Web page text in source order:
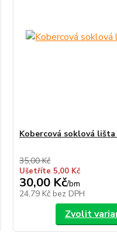
Kobercová soklová
35,00 Kč
Ušetříte 5,00 Kč
30,00 Kč/bm
24,79 Kč bez DPH
Zvolit